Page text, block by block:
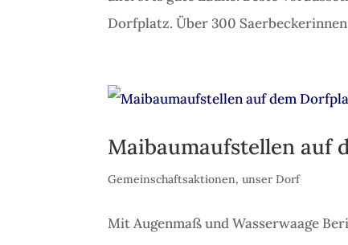
Dorfplatz. Über 300
Maibaumaufstellen auf
Gemeinschaftsaktionen,unser Dorf
Mit Augenmaß und Wasserwaage